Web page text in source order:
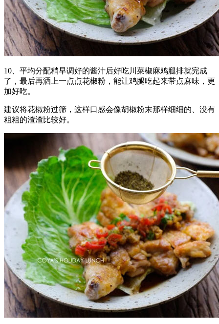
10、平均分配稍早调好的酱汁后好吃川菜椒麻鸡腿排就完成
了，最后再洒上一点点花椒粉，能让鸡腿吃起来带点麻味，更
加好吃。
建议将花椒粉过筛，这样口感会像胡椒粉末那样细细的、没有
粗粗的渣渣比较好。